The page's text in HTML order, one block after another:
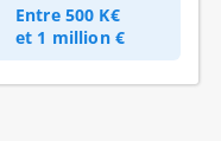
Entre 500 K€
et 1 million €